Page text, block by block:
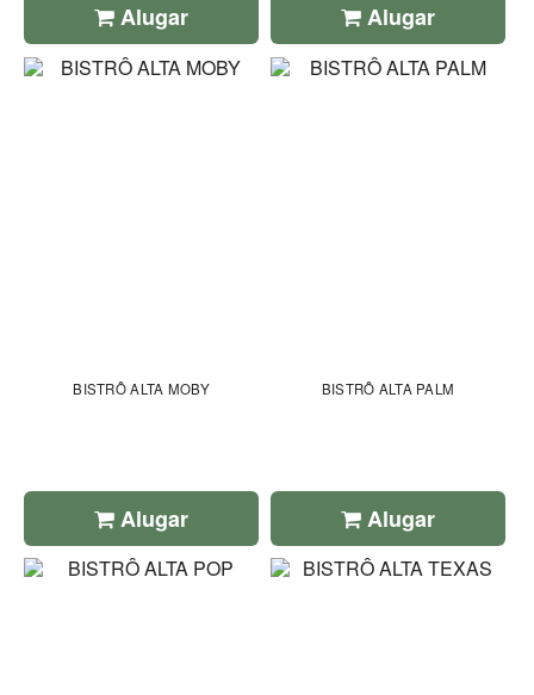
Alugar Alugar
BISTRÔ ALTA MOBY
Alugar
BISTRÔ ALTA PALM
Alugar